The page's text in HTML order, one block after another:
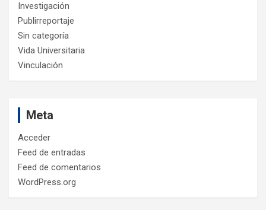
Investigación
Publirreportaje
Sin categoría
Vida Universitaria
Vinculación
Meta
Acceder
Feed de entradas
Feed de comentarios
WordPress.org